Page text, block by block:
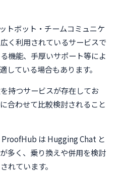
トボット・チームコミュニケ
く利用されているサービスで
機能、手厚いサポート等によ
している場合もあります。
持つサービスが存在してお
合わせて比較検討されること
は Hugging Chat と
多く、乗り換えや併用を検討
れています。